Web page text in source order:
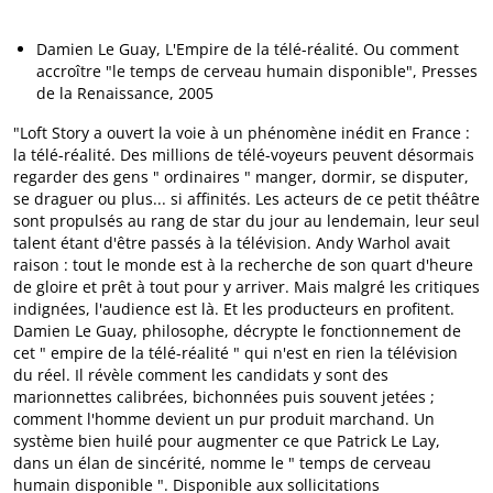
Damien Le Guay, L'Empire de la télé-réalité. Ou comment
accroître "le temps de cerveau humain disponible", Presses
de la Renaissance, 2005
"Loft Story a ouvert la voie à un phénomène inédit en France :
la télé-réalité. Des millions de télé-voyeurs peuvent désormais
regarder des gens " ordinaires " manger, dormir, se disputer,
se draguer ou plus... si affinités. Les acteurs de ce petit théâtre
sont propulsés au rang de star du jour au lendemain, leur seul
talent étant d'être passés à la télévision. Andy Warhol avait
raison : tout le monde est à la recherche de son quart d'heure
de gloire et prêt à tout pour y arriver. Mais malgré les critiques
indignées, l'audience est là. Et les producteurs en profitent.
Damien Le Guay, philosophe, décrypte le fonctionnement de
cet " empire de la télé-réalité " qui n'est en rien la télévision
du réel. Il révèle comment les candidats y sont des
marionnettes calibrées, bichonnées puis souvent jetées ;
comment l'homme devient un pur produit marchand. Un
système bien huilé pour augmenter ce que Patrick Le Lay,
dans un élan de sincérité, nomme le " temps de cerveau
humain disponible ". Disponible aux sollicitations